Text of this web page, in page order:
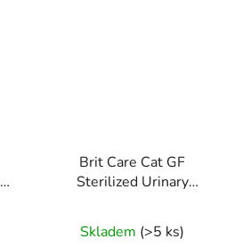
Brit Care Cat GF
Sterilized Urinary
Skladem (>5 ks)